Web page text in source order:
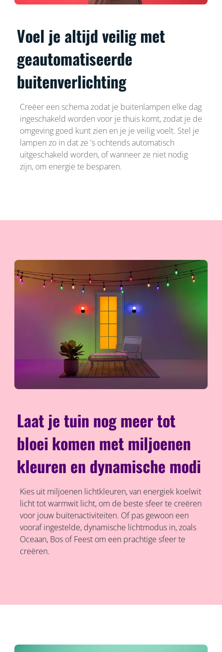
Voel je altijd veilig met
geautomatiseerde
buitenverlichting
Creëer een schema zodat je buitenlampen elke dag
ingeschakeld worden voor je thuis komt, zodat je de
omgeving goed kunt zien en je je veilig voelt. Stel je
lampen zo in dat ze 's ochtends automatisch
uitgeschakeld worden, of wanneer ze niet nodig
zijn, om energie te besparen.
Laat je tuin nog meer tot
bloei komen met miljoenen
kleuren en dynamische modi
Kies uit miljoenen lichtkleuren, van energiek koelwit
licht tot warmwit licht, om de beste sfeer te creëren
voor jouw buitenactiviteiten. Of pas gewoon een
vooraf ingestelde, dynamische lichtmodus in, zoals
Oceaan, Bos of Feest om een prachtige sfeer te
creëren.